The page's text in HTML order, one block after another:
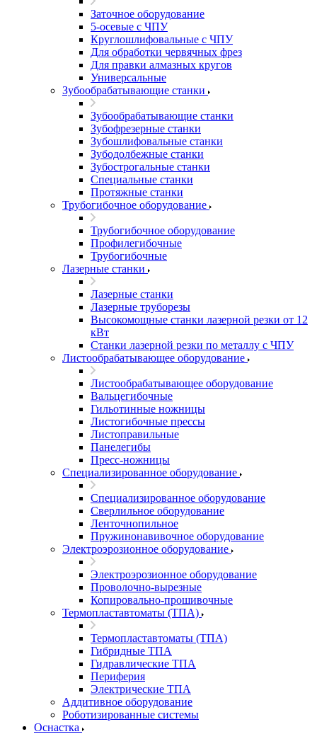
Заточное оборудование
5-осевые с ЧПУ
Круглошлифовальные с ЧПУ
Для обработки червячных фрез
Для правки алмазных кругов
Универсальные
Зубообрабатывающие станки
Зубообрабатывающие станки
Зубофрезерные станки
Зубошлифовальные станки
Зубодолбежные станки
Зубострогальные станки
Специальные станки
Протяжные станки
Трубогибочное оборудование
Трубогибочное оборудование
Профилегибочные
Трубогибочные
Лазерные станки
Лазерные станки
Лазерные труборезы
Высокомощные станки лазерной резки от 12
кВт
Станки лазерной резки по металлу с ЧПУ
Листообрабатывающее оборудование
Листообрабатывающее оборудование
Вальцегибочные
Гильотинные ножницы
Листогибочные прессы
Листоправильные
Панелегибы
Пресс-ножницы
Специализированное оборудование
Специализированное оборудование
Сверлильное оборудование
Ленточнопильное
Пружинонавивочное оборудование
Электроэрозионное оборудование
Электроэрозионное оборудование
Проволочно-вырезные
Копировально-прошивочные
Термопластавтоматы (ТПА)
Термопластавтоматы (ТПА)
Гибридные ТПА
Гидравлические ТПА
Периферия
Электрические ТПА
Аддитивное оборудование
Роботизированные системы
Оснастка